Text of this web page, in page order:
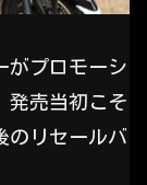
がプロモーシ
発売当初こそ
のリセールバ